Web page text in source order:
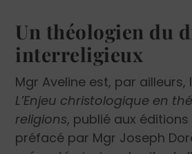
Un théologien du
interreligieux
Mgr Aveline est, par ailleurs,
L’Enjeu christologique en
religions, publié aux éditions
préfacé par Mgr Joseph